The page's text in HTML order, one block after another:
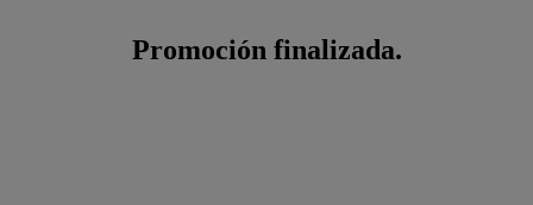
Promoción finalizada.